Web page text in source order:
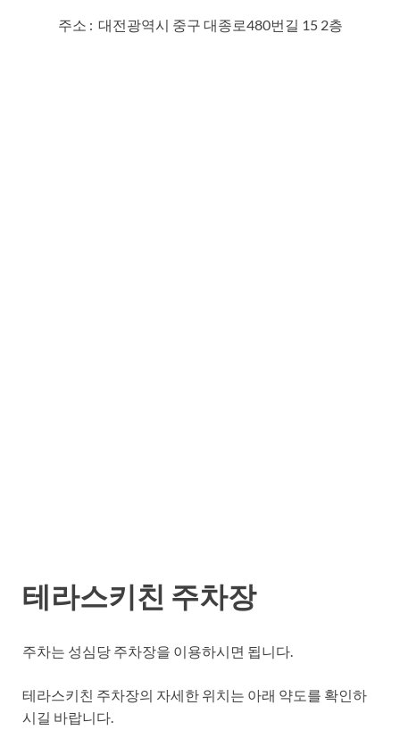
주소 : 대전광역시 중구 대종로480번길 15 2층
테라스키친 주차장
주차는 성심당 주차장을 이용하시면 됩니다.
테라스키친 주차장의 자세한 위치는 아래 약도를 확인하
시길 바랍니다.